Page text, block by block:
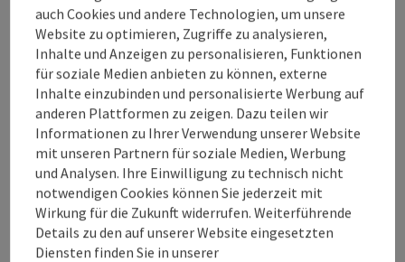
Beitrag merken
zum Merkzettel
PDF erstellen
Beitrag drucken
In der Nähe
powered byTOURDATA Änderung vorschlagen
auch Cookies und andere Technologien, um unsere
Website zu optimieren, Zugriffe zu analysieren,
Inhalte und Anzeigen zu personalisieren, Funktionen
für soziale Medien anbieten zu können, externe
Inhalte einzubinden und personalisierte Werbung auf
anderen Plattformen zu zeigen. Dazu teilen wir
Informationen zu Ihrer Verwendung unserer Website
mit unseren Partnern für soziale Medien, Werbung
und Analysen. Ihre Einwilligung zu technisch nicht
notwendigen Cookies können Sie jederzeit mit
Wirkung für die Zukunft widerrufen. Weiterführende
Details zu den auf unserer Website eingesetzten
Diensten finden Sie in unserer